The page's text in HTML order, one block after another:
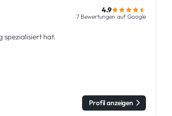
spezialisiert hat.
4.9
7 Bewertungen auf Google
Profil anzeigen